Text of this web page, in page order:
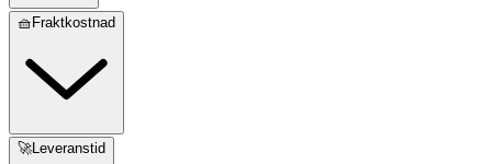
🧺Fraktkostnad
🚀Leveranstid